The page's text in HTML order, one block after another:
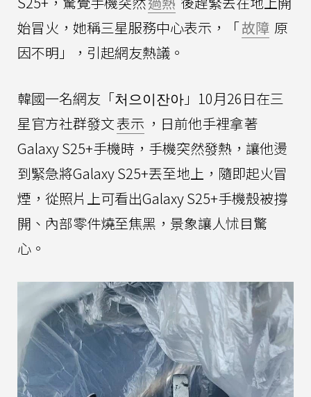
始冒火，她稱三星服務中心表示，「故障 原
因不明」，引起網友熱議。
韓國一名網友「처으이잔아」10月26日在三
星官方社群發文表示 ，日前他手裡拿著
Galaxy S25+手機時，手機突然發熱，讓他燙
到緊急將Galaxy S25+丟至地上，隨即起火冒
煙，從照片上可看出Galaxy S25+手機殼被撐
開、內部零件燒至焦黑，景象讓人怵目驚
心。